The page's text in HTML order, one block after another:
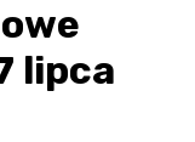
lipca